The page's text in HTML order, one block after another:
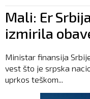
Mali: Er
izmirila
Ministar finansija
vest što je srpska
uprkos teškom...